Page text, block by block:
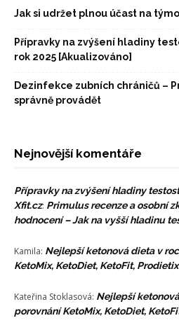
Jak si udržet plnou účast na
Přípravky na zvýšení hladiny
rok 2025 [Akualizováno]
Dezinfekce zubních chráničů –
správně provádět
Nejnovější komentáře
Přípravky na zvýšení hladiny
Xfit.cz: Primulus recenze a osobní
hodnocení – Jak na vyšší hladinu
Kamila: Nejlepší ketonová dieta v
KetoMix, KetoDiet, KetoFit, Prodietix
Kateřina Stoklasová: Nejlepší
porovnání KetoMix, KetoDiet,